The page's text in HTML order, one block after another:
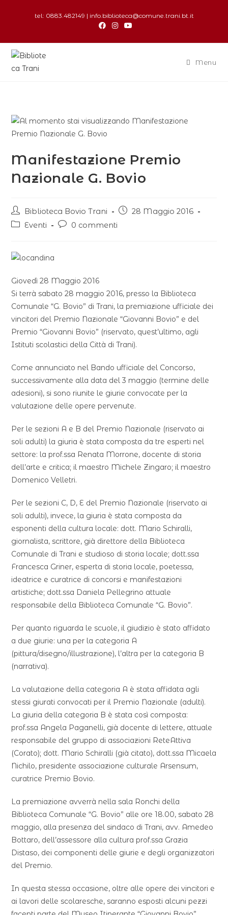
tel: 0883.482149 | info.biblioteca@comune.trani.bt.it
Menu
Manifestazione Premio
Nazionale G. Bovio
Biblioteca Bovio Trani
28 Maggio 2016
Eventi
0 commenti
Giovedì 28 Maggio 2016
Si terrà sabato 28 maggio 2016, presso la Biblioteca
Comunale “G. Bovio” di Trani, la premiazione ufficiale dei
vincitori del Premio Nazionale “Giovanni Bovio” e del
Premio “Giovanni Bovio” (riservato, quest’ultimo, agli
Istituti scolastici della Città di Trani).
Come annunciato nel Bando ufficiale del Concorso,
successivamente alla data del 3 maggio (termine delle
adesioni), si sono riunite le giurie convocate per la
valutazione delle opere pervenute.
Per le sezioni A e B del Premio Nazionale (riservato ai
soli adulti) la giuria è stata composta da tre esperti nel
settore: la prof.ssa Renata Morrone, docente di storia
dell’arte e critica; il maestro Michele Zingaro; il maestro
Domenico Velletri.
Per le sezioni C, D, E del Premio Nazionale (riservato ai
soli adulti), invece, la giuria è stata composta da
esponenti della cultura locale: dott. Mario Schiralli,
giornalista, scrittore, già direttore della Biblioteca
Comunale di Trani e studioso di storia locale; dott.ssa
Francesca Griner, esperta di storia locale, poetessa,
ideatrice e curatrice di concorsi e manifestazioni
artistiche; dott.ssa Daniela Pellegrino attuale
responsabile della Biblioteca Comunale “G. Bovio”.
Per quanto riguarda le scuole, il giudizio è stato affidato
a due giurie: una per la categoria A
(pittura/disegno/illustrazione), l’altra per la categoria B
(narrativa).
La valutazione della categoria A è stata affidata agli
stessi giurati convocati per il Premio Nazionale (adulti).
La giuria della categoria B è stata così composta:
prof.ssa Angela Paganelli, già docente di lettere, attuale
responsabile del gruppo di associazioni ReteAttiva
(Corato); dott. Mario Schiralli (già citato), dott.ssa Micaela
Nichilo, presidente associazione culturale Arsensum,
curatrice Premio Bovio.
La premiazione avverrà nella sala Ronchi della
Biblioteca Comunale “G. Bovio” alle ore 18.00, sabato 28
maggio, alla presenza del sindaco di Trani, avv. Amedeo
Bottaro, dell’assessore alla cultura prof.ssa Grazia
Distaso, dei componenti delle giurie e degli organizzatori
del Premio.
In questa stessa occasione, oltre alle opere dei vincitori e
ai lavori delle scolaresche, saranno esposti alcuni pezzi